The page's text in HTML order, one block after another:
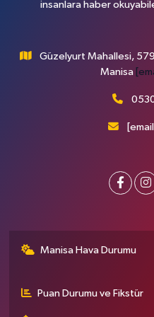
insanlara haber
Güzelyurt Mahallesi,
Manisa
Manisa Hava Durumu
Puan Durumu ve Fikstür